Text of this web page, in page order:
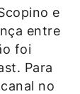
e
entre
foi
Para
no